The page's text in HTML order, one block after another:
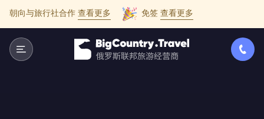
朝向与旅行社合作 查看更多 免签 查看更多